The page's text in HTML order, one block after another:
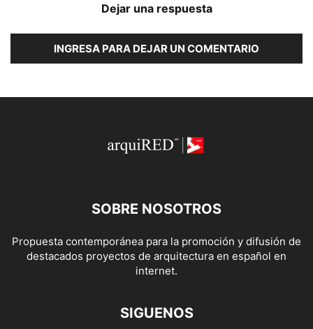
Dejar una respuesta
INGRESA PARA DEJAR UN COMENTARIO
SOBRE NOSOTROS
Propuesta contemporánea para la promoción y difusión de
destacados proyectos de arquitectura en español en
internet.
SIGUENOS